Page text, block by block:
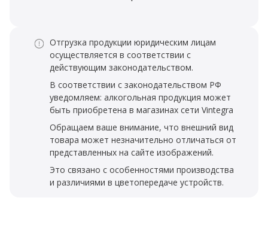
Отгрузка продукции юридическим лицам
осуществляется в соответствии с
действующим законодательством.
В соответствии с законодательством РФ
уведомляем: алкогольная продукция может
быть приобретена в магазинах сети Vintegra
Обращаем ваше внимание, что внешний вид
товара может незначительно отличаться от
представленных на сайте изображений.
Это связано с особенностями производства
и различиями в цветопередаче устройств.